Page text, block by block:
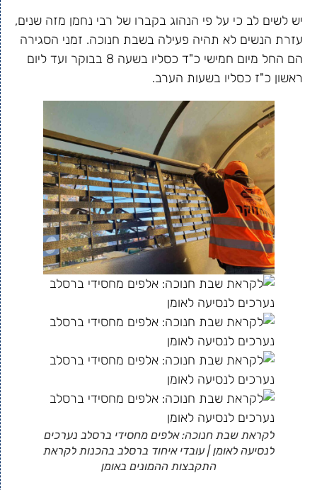
יש לשים לב כי על פי הנהוג בקברו של רבי נחמן מזה שנים,
עזרת הנשים לא תהיה פעילה בשבת חנוכה. זמני הסגירה
הם החל מיום חמישי כ"ד כסליו בשעה 8 בבוקר ועד ליום
ראשון כ"ז כסליו בשעות הערב.
לקראת שבת חנוכה: אלפים מחסידי ברסלב נערכים
לנסיעה לאומן | עובדי איחוד ברסלב בהכנות לקראת
התקבצות ההמונים באומן